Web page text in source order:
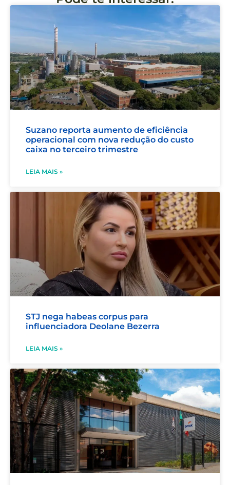
Suzano reporta aumento de eficiência
operacional com nova redução do custo
caixa no terceiro trimestre
LEIA MAIS »
STJ nega habeas corpus para
influenciadora Deolane Bezerra
LEIA MAIS »